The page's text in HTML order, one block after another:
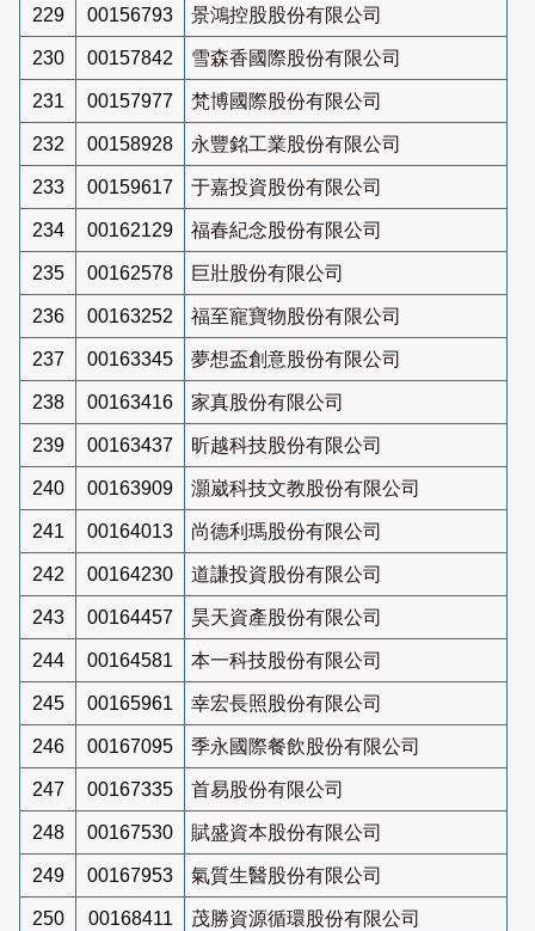
229 00156793 景鴻控股股份有限公司
230 00157842 雪森香國際股份有限公司
231 00157977 梵博國際股份有限公司
232 00158928 永豐銘工業股份有限公司
233 00159617 于嘉投資股份有限公司
234 00162129 福春紀念股份有限公司
235 00162578 巨壯股份有限公司
236 00163252 福至寵寶物股份有限公司
237 00163345 夢想盃創意股份有限公司
238 00163416 家真股份有限公司
239 00163437 昕越科技股份有限公司
240 00163909 灝崴科技文教股份有限公司
241 00164013 尚德利瑪股份有限公司
242 00164230 道謙投資股份有限公司
243 00164457 昊天資產股份有限公司
244 00164581 本一科技股份有限公司
245 00165961 幸宏長照股份有限公司
246 00167095 季永國際餐飲股份有限公司
247 00167335 首易股份有限公司
248 00167530 賦盛資本股份有限公司
249 00167953 氣質生醫股份有限公司
250 00168411
茂勝資源循環股份有限公司